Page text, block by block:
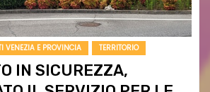
VENEZIA E PROVINCIA TERRITORIO
IN SICUREZZA,